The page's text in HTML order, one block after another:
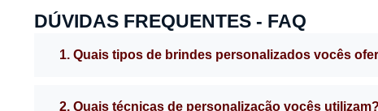
DÚVIDAS FREQUENTES - FAQ
1. Quais tipos de brindes personalizados vocês
2. Quais técnicas de personalização vocês utilizam?